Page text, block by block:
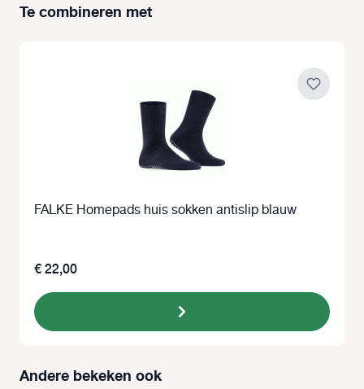
Productgalerij overslaan
Te combineren met
FALKE Homepads huis sokken antislip blauw
€ 22,00
Productgalerij overslaan
Andere bekeken ook